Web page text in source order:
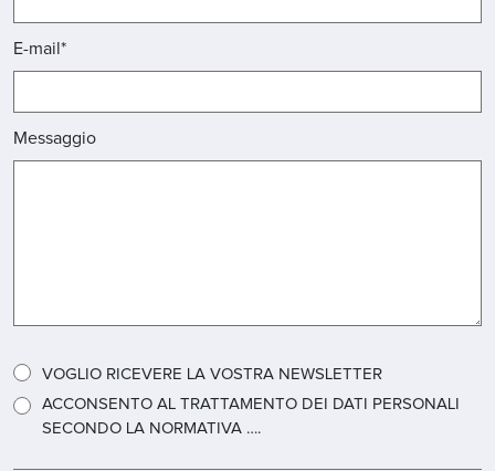
E-mail*
Messaggio
VOGLIO RICEVERE LA VOSTRA NEWSLETTER
ACCONSENTO AL TRATTAMENTO DEI DATI PERSONALI
SECONDO LA NORMATIVA ….